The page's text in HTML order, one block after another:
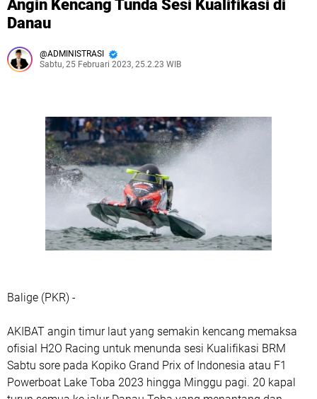
Angin Kencang Tunda Sesi Kualifikasi di
Danau
ADMINISTRASI
Sabtu, 25 Februari 2023, 25.2.23 WIB
Balige (PKR) -
AKIBAT angin timur laut yang semakin kencang memaksa
ofisial H2O Racing untuk menunda sesi Kualifikasi BRM
Sabtu sore pada Kopiko Grand Prix of Indonesia atau F1
Powerboat Lake Toba 2023 hingga Minggu pagi. 20 kapal